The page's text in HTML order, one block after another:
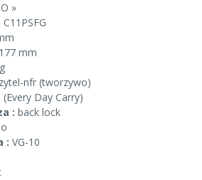
»
C11PSFG
177 mm
zytel-nfr (tworzywo)
(Every Day Carry)
: back lock
: VG-10